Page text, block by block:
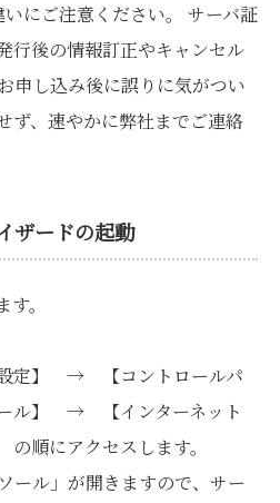
にご注意ください。 サーバ証
行後の情報訂正やキャンセル
申し込み後に誤りに気がつい
ず、速やかに弊社までご連絡
ザードの起動
。
定】 → 【コントロールパ
】 → 【インターネット
順にアクセスします。
ール」が開きますので、サー